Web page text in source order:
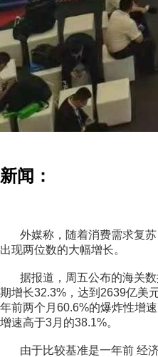
新闻：
外媒称，随着消费需求复
出现两位数的大幅增长。
据报道，周五公布的海关
期增长32.3%，达到2639亿美
年前两个月60.6%的爆炸性增
增速高于3月的38.1%。
由于比较基准是一年前 经